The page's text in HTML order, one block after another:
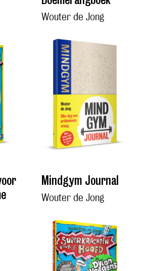
Wouter de Jong
Mindgym Journal
Wouter de Jong